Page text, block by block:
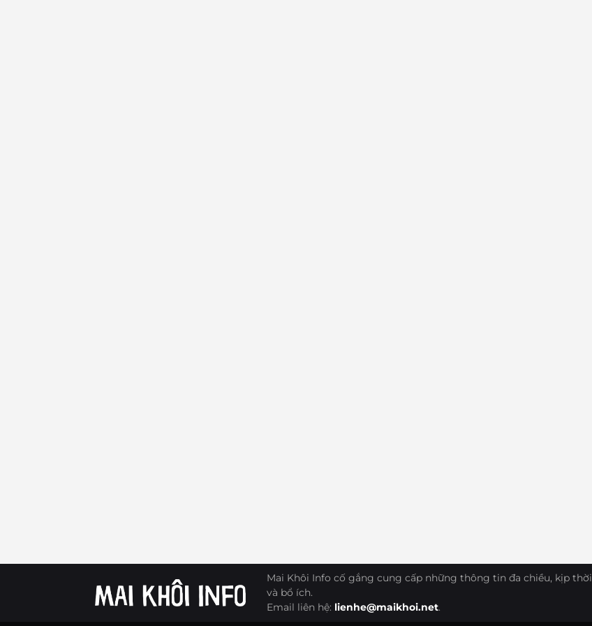
Mai Khôi Info cố gắng cung cấp những thông tin đa chiều, kịp thời
và bổ ích.
Email liên hệ: lienhe@maikhoi.net.